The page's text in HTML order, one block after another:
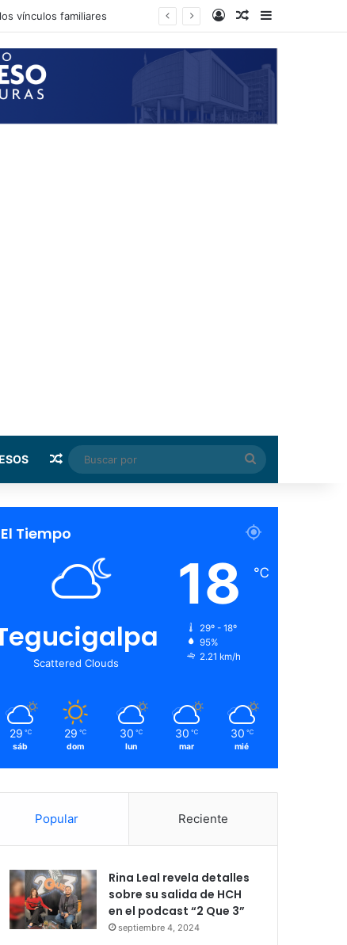
vínculos familiares Log InRandom Article
Random Article
Buscar
por
El Tiempo
Scattered Clouds
18 ℃
29º - 18º
95%
2.21 km/h
29 ℃
sáb
29 ℃
dom
30 ℃
lun
30 ℃
mar
30 ℃
mié
Popular Reciente
Rina Leal revela detalles
sobre su salida de HCH
en el podcast “2 Que 3”
septiembre 4, 2024